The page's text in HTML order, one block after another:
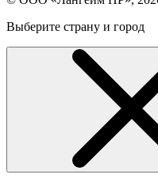
Выберите страну и город